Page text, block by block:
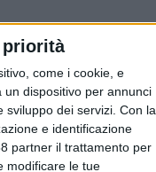
priorità
come i cookie, e
dispositivo per annunci
dei servizi. Con la
e identificazione
partner il trattamento per
modificare le tue